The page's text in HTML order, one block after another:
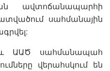
ավտոճանապարհի
սահմանային
ԱԱԾ սահմանապահ
վերահսկում են